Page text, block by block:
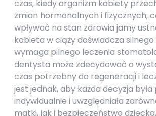
czas, kiedy organizm kobiety
zmian hormonalnych i fizycznych,
wpływać na stan zdrowia jamy
kobieta w ciąży doświadcza
wymaga pilnego leczenia
dentysta może zdecydować o
czas potrzebny do regeneracji i
jest jednak, aby każda decyzja
indywidualnie i uwzględniała
matki, jak i bezpieczeństwo